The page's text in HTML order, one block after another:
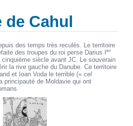
de Cahul
des temps très reculés. Le territoire
des troupes du roi perse Darius Ier
cinquième siècle avant JC. Le souverain
la rive gauche du Danube. Ce territoire
et Ioan Voda le terrible («cel
principauté de Moldavie qui ont